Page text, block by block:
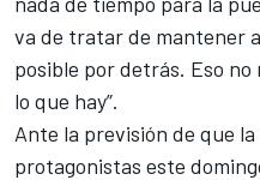
va de tratar de mantener
posible por detrás. Eso no
lo que hay”.
Ante la previsión de que
protagonistas este